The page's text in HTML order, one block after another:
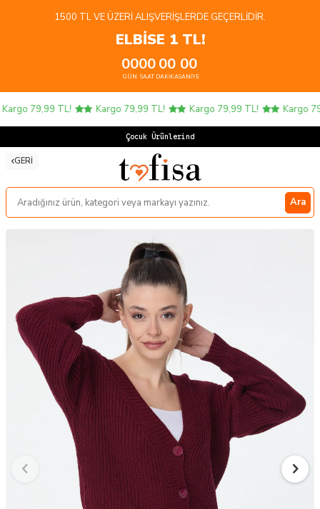
1500 TL VE ÜZERI ALIŞVERIŞLERDE GEÇERLIDIR.
ELBİSE 1 TL!
00
GÜN
00
SAAT
00
DAKIKA
00
SANIYE
79,99 TL! Kargo 79,99 TL! Kargo 79,99 TL! Kargo
Çocuk Ürünlerinde 4
GERI
Ara